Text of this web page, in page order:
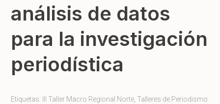
análisis de datos
para la investigación
periodística
Etiquetas: III Taller Macro Regional Norte,Talleres de Periodismo